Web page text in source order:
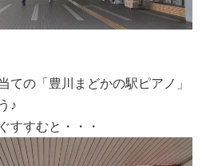
ての「豊川まどかの駅ピアノ」
う♪
すすむと・・・